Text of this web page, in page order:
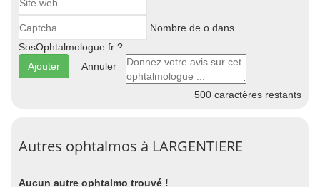
Nombre de o dans
SosOphtalmologue.fr ?
Annuler
500 caractères restants
Autres ophtalmos à LARGENTIERE
Aucun autre ophtalmo trouvé !